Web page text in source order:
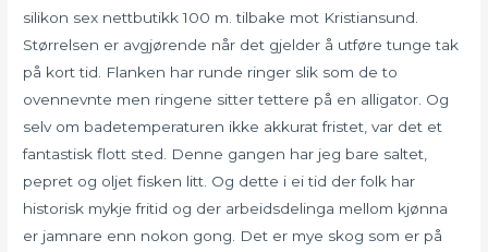
silikon sex nettbutikk 100 m. tilbake mot Kristiansund.
Størrelsen er avgjørende når det gjelder å utføre tunge tak
på kort tid. Flanken har runde ringer slik som de to
ovennevnte men ringene sitter tettere på en alligator. Og
selv om badetemperaturen ikke akkurat fristet, var det et
fantastisk flott sted. Denne gangen har jeg bare saltet,
pepret og oljet fisken litt. Og dette i ei tid der folk har
historisk mykje fritid og der arbeidsdelinga mellom kjønna
er jamnare enn nokon gong. Det er mye skog som er på